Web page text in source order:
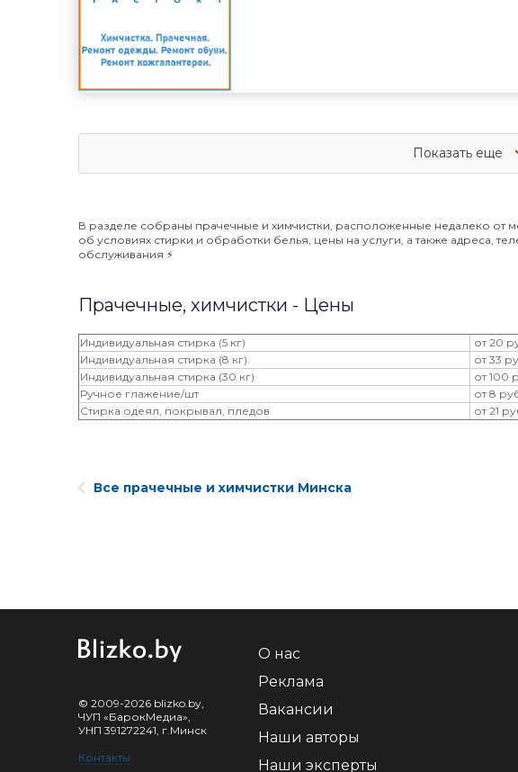
Показать еще
В разделе собраны прачечные и химчистки, расположенные недалеко
об условиях стирки и обработки белья, цены на услуги, а также адреса,
обслуживания ⚡️
Прачечные, химчистки - Цены
Индивидуальная стирка (5 кг)
от 20
Индивидуальная стирка (8 кг)
от 33
Индивидуальная стирка (30 кг)
от 100
Ручное глажение/шт
от 8
Стирка одеял, покрывал, пледов
от 21
Все прачечные и химчистки Минска
© 2009-2026 blizko.by,
ЧУП «БарокМедиа»,
УНП 391272241, г.Минск
Контакты
О нас
Реклама
Вакансии
Наши авторы
Наши эксперты